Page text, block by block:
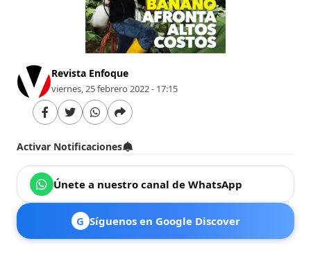
Revista Enfoque
viernes, 25 febrero 2022 - 17:15
Activar Notificaciones
Únete a nuestro canal de WhatsApp
G Síguenos en Google Discover